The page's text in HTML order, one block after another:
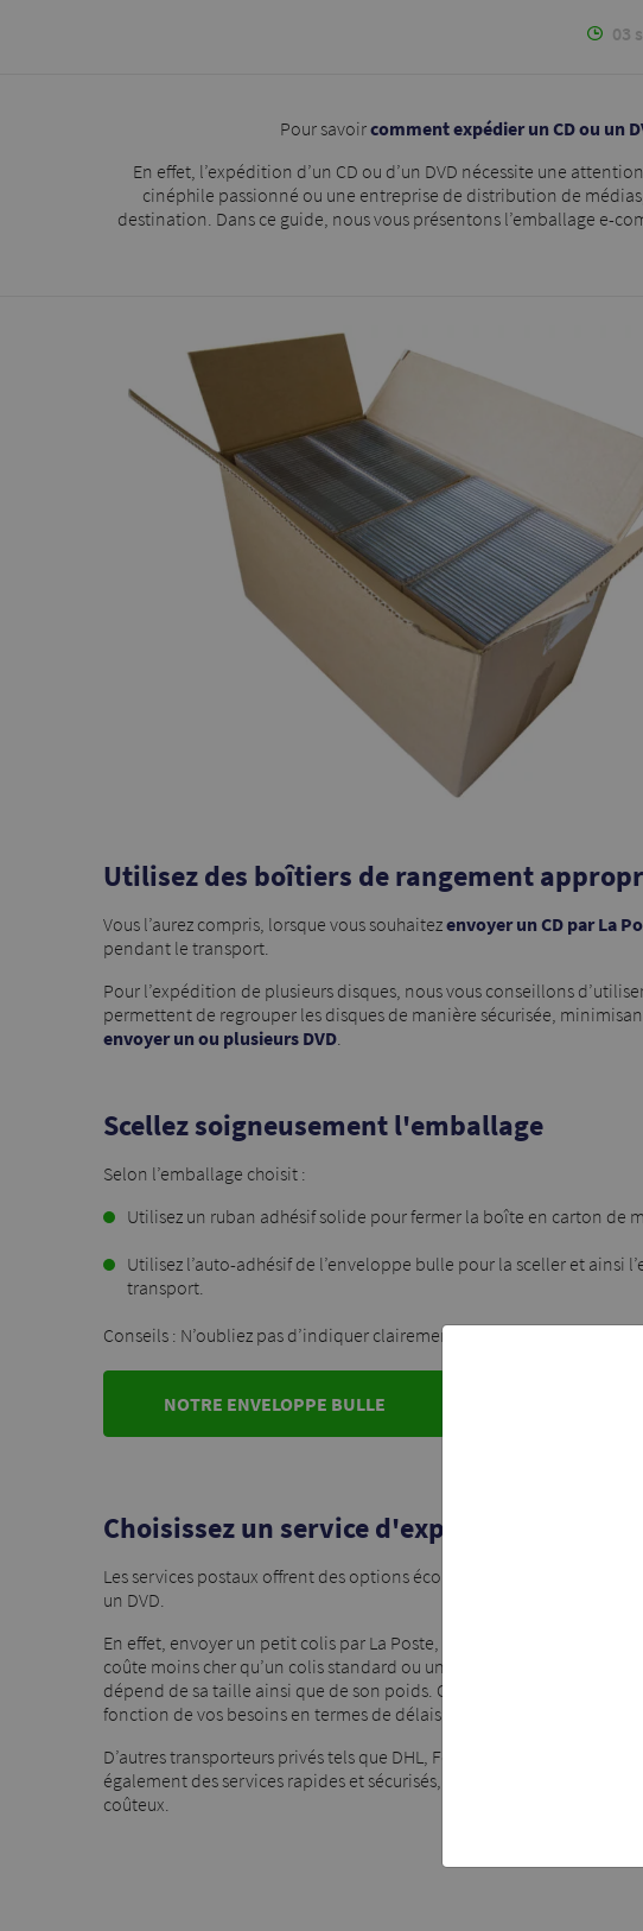
03
Pour savoircomment expédier un CD ou un
En effet, l’expédition d’un CD ou d’un DVD nécessite une
cinéphile passionné ou une entreprise de distribution de
destination. Dans ce guide, nous vous présentons l’emballage e-
Utilisez des boîtiers de rangement
Vous l’aurez compris, lorsque vous souhaitezenvoyer un CD par La
pendant le transport.
Pour l’expédition de plusieurs disques, nous vous conseillons
permettent de regrouper les disques de manière sécurisée,
envoyer un ou plusieurs DVD
Scellez soigneusement l'emballage
Selon l’emballage choisit :
Utilisez un ruban adhésif solide pour fermer la boîte en carton de
Utilisez l’auto-adhésif de l’enveloppe bulle pour la sceller et
transport.
Conseils : N’oubliez pas d’indiquer clairement l’adresse de votre
NOTRE ENVELOPPE BULLE
Choisissez un service d'expédition fiable
Les services postaux offrent des options économiques pour expédier
un DVD.
En effet, envoyer un petit colis par La Poste, tel qu’un CD, DVD, bijoux,
coûte moins cher qu’un colis standard ou un grand colis. La tarification
dépend de sa taille ainsi que de son poids. Choisissez le mode de
fonction de vos besoins en termes de délais et de suivi du colis.
D’autres transporteurs privés tels que DHL, FedEx, Chronopost ou UPS
également des services rapides et sécurisés, bien qu’ils soient
coûteux.